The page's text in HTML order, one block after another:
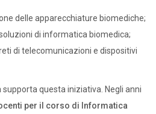
delle apparecchiature biomediche;
di informatica biomedica;
di telecomunicazioni e dispositivi
questa iniziativa. Negli anni
per il corso di Informatica